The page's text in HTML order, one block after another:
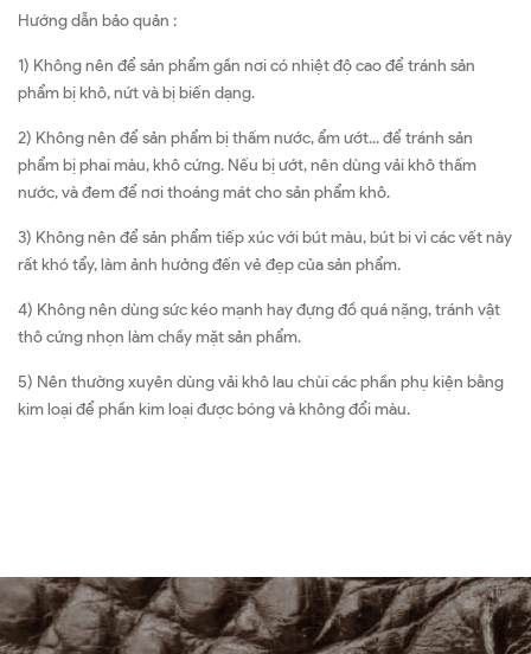
Hướng dẫn bảo quản :
1) Không nên để sản phẩm gần nơi có nhiệt độ cao để tránh sản
phẩm bị khô, nứt và bị biến dạng.
2) Không nên để sản phẩm bị thấm nước, ẩm ướt... để tránh sản
phẩm bị phai màu, khô cứng. Nếu bị ướt, nên dùng vải khô thấm
nước, và đem để nơi thoáng mát cho sản phẩm khô.
3) Không nên để sản phẩm tiếp xúc với bút màu, bút bi vì các vết này
rất khó tẩy, làm ảnh hưởng đến vẻ đẹp của sản phẩm.
4) Không nên dùng sức kéo mạnh hay đựng đồ quá nặng, tránh vật
thô cứng nhọn làm chầy mặt sản phẩm.
5) Nên thường xuyên dùng vải khô lau chùi các phần phụ kiện bằng
kim loại để phần kim loại được bóng và không đổi màu.